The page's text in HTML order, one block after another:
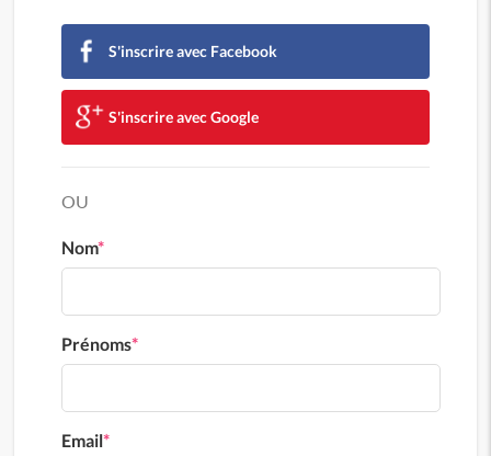
S'inscrire avec Facebook
S'inscrire avec Google
OU
Nom*
Prénoms*
Email*